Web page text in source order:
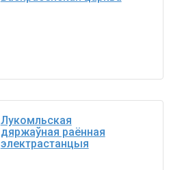
Лукомльская
дяржаўная раённая
электрастанцыя